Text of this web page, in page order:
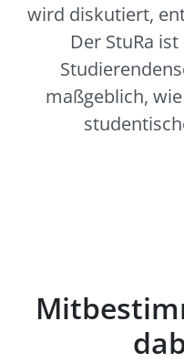
wird diskutiert,
Der StuRa
maßgeblich,